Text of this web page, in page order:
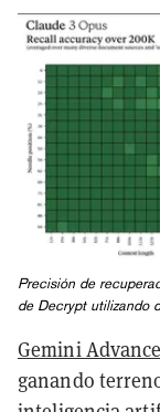
Precisión de
de Decrypt utilizando
Gemini
ganando